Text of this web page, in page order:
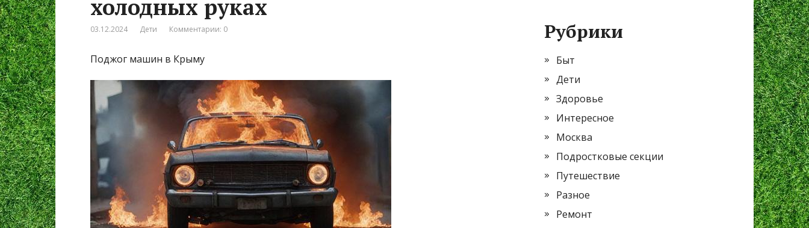
холодных руках
03.12.2024 Дети Комментарии: 0
Поджог машин в Крыму
Рубрики
Быт
Дети
Здоровье
Интересное
Москва
Подростковые секции
Путешествие
Разное
Ремонт